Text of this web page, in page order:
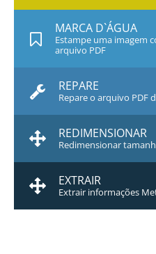
MARCA D`ÁGUA
Estampe uma imagem
arquivo PDF
REPARE
Repare o arquivo PDF
REDIMENSIONAR
Redimensionar
EXTRAIR
Extrair informações